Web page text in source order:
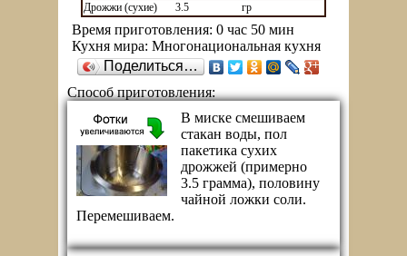
Дрожжи (сухие)
3.5 гр
Время приготовления: 0 час 50 мин
Кухня мира: Многонациональная кухня
Поделиться…
Способ приготовления:
В миске смешиваем
стакан воды, пол
пакетика сухих
дрожжей (примерно
3.5 грамма), половину
чайной ложки соли.
Перемешиваем.